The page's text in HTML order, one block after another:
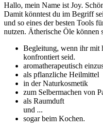
Hallo, mein Name ist Joy.
Damit könntest du im Begriff
und so eines der besten Tools
nutzen. Ätherische Öle können
Begleitung, wenn ihr mit
konfrontiert seid.
aromatherapeutisch
als pflanzliche Heilmittel
in der Naturkosmetik
zum Selbermachen von
als Raumduft
und ...
sogar beim Kochen.